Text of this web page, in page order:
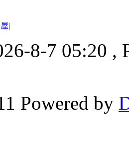
|
8-7 05:20 ,
Powered by